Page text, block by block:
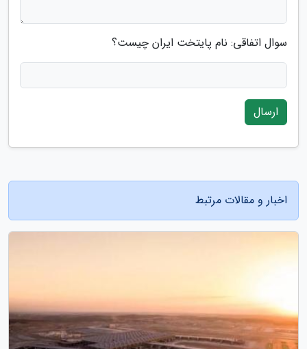
سوال اتفاقی: نام پایتخت ایران چیست؟
ارسال
اخبار و مقالات مرتبط